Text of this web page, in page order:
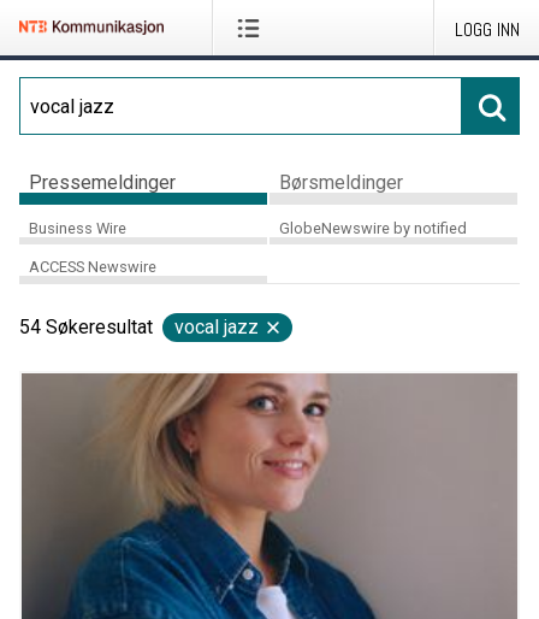
LOGG INN
Pressemeldinger Børsmeldinger
Business Wire GlobeNewswire by notified
ACCESS Newswire
54 Søkeresultat vocal jazz